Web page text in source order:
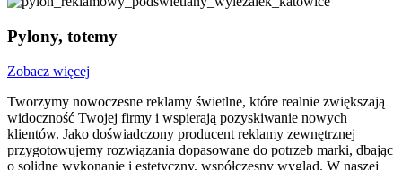
Pylony, totemy
Zobacz więcej
Tworzymy nowoczesne reklamy świetlne, które realnie zwiększają
widoczność Twojej firmy i wspierają pozyskiwanie nowych
klientów. Jako doświadczony producent reklamy zewnętrznej
przygotowujemy rozwiązania dopasowane do potrzeb marki, dbając
o solidne wykonanie i estetyczny, współczesny wygląd. W naszej